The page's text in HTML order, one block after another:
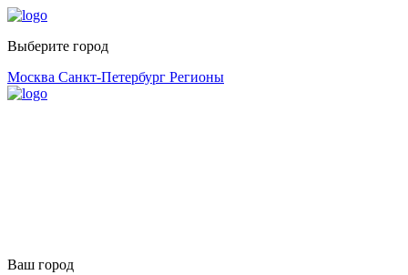
Выберите город
Москва Санкт-Петербург Регионы
Ваш город